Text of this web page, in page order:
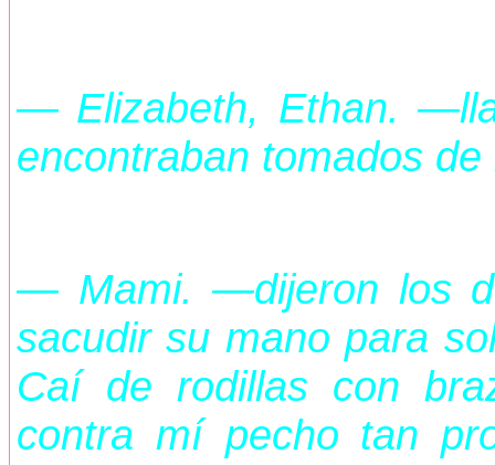
— Elizabeth, Ethan.
encontraban tomados
— Mami. —dijeron los
sacudir su mano para
Caí de rodillas con
contra mí pecho tan